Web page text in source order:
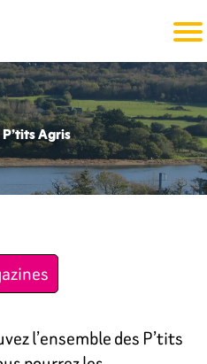
Agris
l’ensemble des P’tits